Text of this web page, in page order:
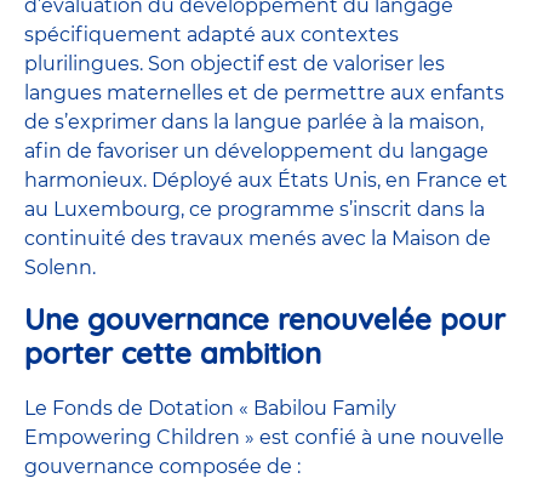
d’évaluation du développement du langage
spécifiquement adapté aux contextes
plurilingues. Son objectif est de valoriser les
langues maternelles et de permettre aux enfants
de s’exprimer dans la langue parlée à la maison,
afin de favoriser un développement du langage
harmonieux. Déployé aux États Unis, en France et
au Luxembourg, ce programme s’inscrit dans la
continuité des travaux menés avec la Maison de
Solenn.
Une gouvernance renouvelée pour
porter cette ambition
Le Fonds de Dotation « Babilou Family
Empowering Children » est confié à une nouvelle
gouvernance composée de :